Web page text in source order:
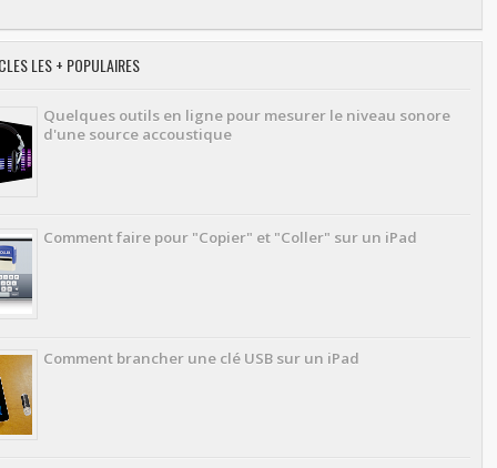
LES + POPULAIRES
Quelques outils en ligne pour mesurer le niveau sonore
d'une source accoustique
Comment faire pour "Copier" et "Coller" sur un iPad
Comment brancher une clé USB sur un iPad